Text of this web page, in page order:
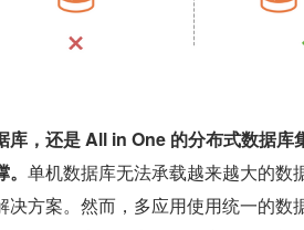
库，还是 All in One 的分布式数据库
单机数据库无法承载越来越大的数
决方案。然而，多应用使用统一的数